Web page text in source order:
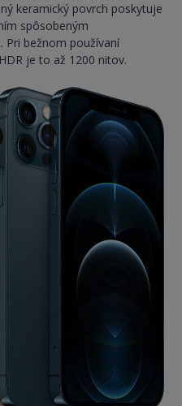
keramický povrch poskytuje
spôsobeným
Pri bežnom používaní
je to až 1200 nitov.